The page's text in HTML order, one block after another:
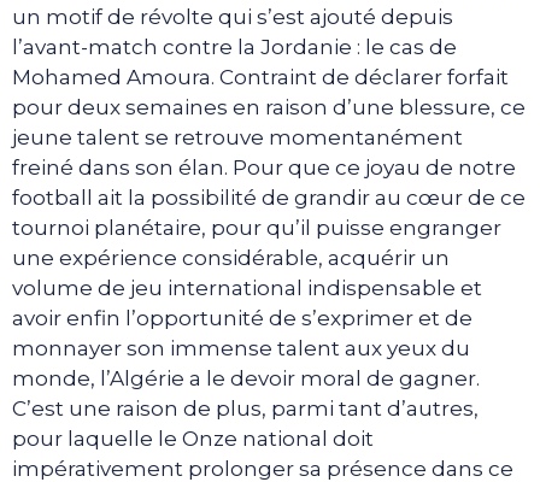
un motif de révolte qui s’est ajouté depuis
l’avant-match contre la Jordanie : le cas de
Mohamed Amoura. Contraint de déclarer forfait
pour deux semaines en raison d’une blessure, ce
jeune talent se retrouve momentanément
freiné dans son élan. Pour que ce joyau de notre
football ait la possibilité de grandir au cœur de ce
tournoi planétaire, pour qu’il puisse engranger
une expérience considérable, acquérir un
volume de jeu international indispensable et
avoir enfin l’opportunité de s’exprimer et de
monnayer son immense talent aux yeux du
monde, l’Algérie a le devoir moral de gagner.
C’est une raison de plus, parmi tant d’autres,
pour laquelle le Onze national doit
impérativement prolonger sa présence dans ce